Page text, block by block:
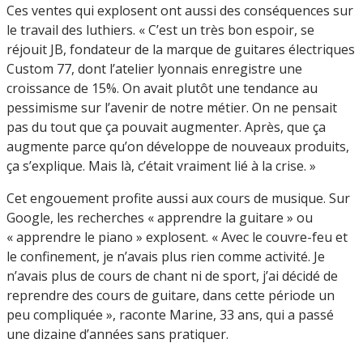
Ces ventes qui explosent ont aussi des conséquences sur
le travail des luthiers. « C’est un très bon espoir, se
réjouit JB, fondateur de la marque de guitares électriques
Custom 77, dont l’atelier lyonnais enregistre une
croissance de 15%. On avait plutôt une tendance au
pessimisme sur l’avenir de notre métier. On ne pensait
pas du tout que ça pouvait augmenter. Après, que ça
augmente parce qu’on développe de nouveaux produits,
ça s’explique. Mais là, c’était vraiment lié à la crise. »
Cet engouement profite aussi aux cours de musique. Sur
Google, les recherches « apprendre la guitare » ou
« apprendre le piano » explosent. « Avec le couvre-feu et
le confinement, je n’avais plus rien comme activité. Je
n’avais plus de cours de chant ni de sport, j’ai décidé de
reprendre des cours de guitare, dans cette période un
peu compliquée », raconte Marine, 33 ans, qui a passé
une dizaine d’années sans pratiquer.